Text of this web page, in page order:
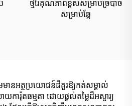
ថ្មរ៉ែគុណភាពខ្ពស់សម្រាប់ច្របាច់
សម្រាប់ឆ្កែ
មានអត្ថប្រយោជន៍ដ៏គួរឱ្យកត់សម្គាល់
ការ៉ុតធម្មតា ដោយផ្តល់តម្លៃដ៏អស្ចារ្យ